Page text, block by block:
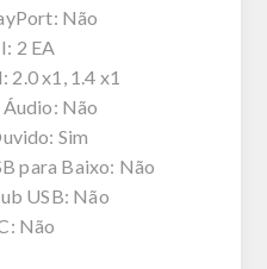
Não
2 EA
2.0 x1, 1.4 x1
Não
Sim
para Baixo: Não
USB: Não
Não